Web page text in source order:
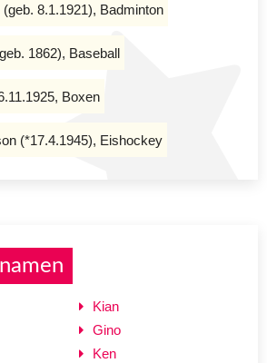
8.1.1921), Badminton
1862), Baseball
Boxen
(*17.4.1945), Eishockey
Kian
Gino
Ken